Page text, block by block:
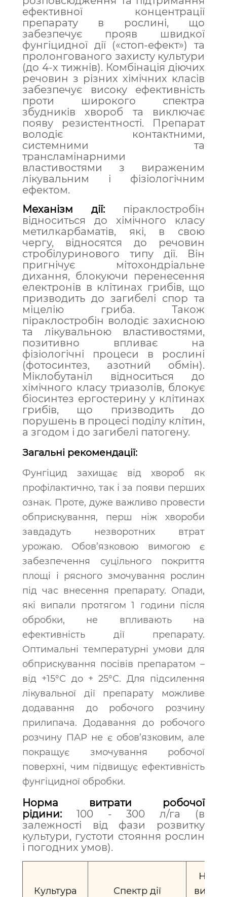
ефективної концентрації
препарату в рослині, що
забезпечує прояв швидкої
фунгіцидної дії («стоп-ефект») та
пролонгованого захисту культури
(до 4-х тижнів). Комбінація діючих
речовин з різних хімічних класів
забезпечує високу ефективність
проти широкого спектра
збудників хвороб та виключає
появу резистентності. Препарат
володіє контактними,
системними та
трансламінарними
властивостями з вираженим
лікувальним і фізіологічним
ефектом.
Механізм дії: піраклостробін
відноситься до хімічного класу
метилкарбаматів, які, в свою
чергу, відносятся до речовин
стробілуринового типу дії. Він
пригнічує мітохондріальне
дихання, блокуючи перенесення
електронів в клітинах грибів, що
призводить до загибелі спор та
міцелію гриба. Також
піраклостробін володіє захисною
та лікувальною властивостями,
позитивно впливає на
фізіологічні процеси в рослині
(фотосинтез, азотний обмін).
Міклобутаніл відноситься до
хімічного класу триазолів, блокує
біосинтез ергостерину у клітинах
грибів, що призводить до
порушень в процесі поділу клітин,
а згодом і до загибелі патогену.
Загальні рекомендації:
Фунгіцид захищає від хвороб як
профілактично, так і за появи перших
ознак. Проте, дуже важливо провести
обприскування, перш ніж хвороби
завдадуть незворотних втрат
урожаю. Обов’язковою вимогою є
забезпечення суцільного покриття
площі і рясного змочування рослин
під час внесення препарату. Опади,
які випали протягом 1 години після
обробки, не впливають на
ефективність дії препарату.
Оптимальні температурні умови для
обприскування посівів препаратом –
від +15°С до + 25°С. Для підсилення
лікувальної дії препарату можливе
додавання до робочого розчину
прилипача. Додавання до робочого
розчину ПАР не є обов’язковим, але
покращує змочування робочої
поверхні, чим підвищує ефективність
фунгіцидної обробки.
Норма витрати робочої
рідини:
100 - 300 л/га (в
залежності від фази розвитку
культури, густоти стояння рослин
і погодних умов).
Культура Спектр дії